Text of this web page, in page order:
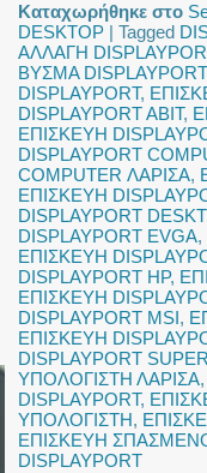
Καταχωρήθηκε στο
DESKTOP |Tagged
ΑΛΛΑΓΗ
ΒΥΣΜΑ DISPLAYPORT
DISPLAYPORT,
DISPLAYPORT ABIT,
ΕΠΙΣΚΕΥΗ
DISPLAYPORT
COMPUTER ΛΑΡΙΣΑ,
ΕΠΙΣΚΕΥΗ
DISPLAYPORT
DISPLAYPORT EVGA,
ΕΠΙΣΚΕΥΗ
DISPLAYPORT HP,
ΕΠΙΣΚΕΥΗ
DISPLAYPORT MSI,
ΕΠΙΣΚΕΥΗ
DISPLAYPORT
ΥΠΟΛΟΓΙΣΤΗ ΛΑΡΙΣΑ,
DISPLAYPORT,
ΥΠΟΛΟΓΙΣΤΗ,
ΕΠΙΣΚΕΥΗ ΣΠΑΣΜΕΝΟ
DISPLAYPORT